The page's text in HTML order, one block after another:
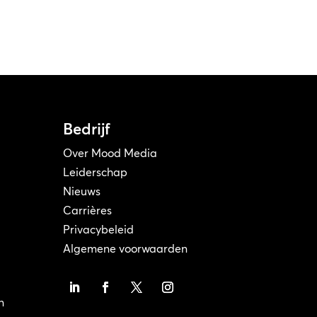
Bedrijf
Over Mood Media
Leiderschap
Nieuws
Carrières
Privacybeleid
Algemene voorwaarden